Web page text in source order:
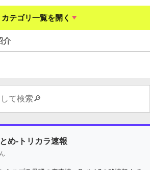
カテゴリ一覧を開く
介
め-トリカラ速報